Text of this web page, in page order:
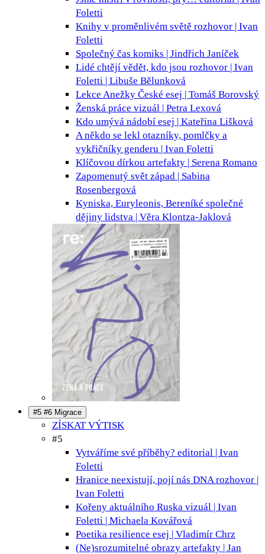
Foletti
Knihy v proměnlivém světě rozhovor | Ivan
Foletti
Společný čas komiks | Jindřich Janíček
Lidé chtějí vědět, kdo jsou rozhovor | Ivan
Foletti | Libuše Bělunková
Lekce Anežky České esej | Tomáš Borovský
Ženská práce vizuál | Petra Lexová
Kdo umývá nádobí esej | Kateřina Lišková
A někdo se lekl otazníky, pomlčky a
vykřičníky genderu | Ivan Foletti
Klíčovou dírkou artefakty | Serena Romano
Zapomenutý svět západ | Sabina
Rosenbergová
Kyniska, Euryleonis, Bereníké společné
dějiny lidstva | Věra Klontza-Jaklová
#5 #6 Migrace
ZÍSKAT VÝTISK
#5
Vytváříme své příběhy? editorial | Ivan
Foletti
Hranice neexistují, pojí nás DNA rozhovor |
Ivan Foletti
Kořeny aktuálního Ruska vizuál | Ivan
Foletti | Michaela Kovářová
Poetika resilience esej | Vladimír Chrz
(Ne)srozumitelné obrazy artefakty | Jan